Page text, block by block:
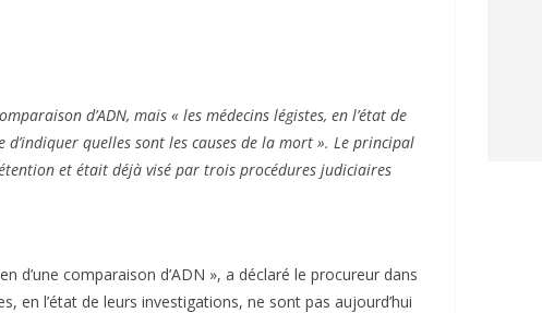
d’ADN, mais « les médecins légistes, en l’état de
quelles sont les causes de la mort ». Le principal
et était déjà visé par trois procédures judiciaires
d’une comparaison d’ADN », a déclaré le procureur dans
en l’état de leurs investigations, ne sont pas aujourd’hui